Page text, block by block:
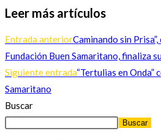
Leer más artículos
Entrada anteriorCaminando sin
Fundación Buen Samaritano, finaliza
Siguiente entrada“Tertulias en Onda”
Samaritano
Buscar
Buscar